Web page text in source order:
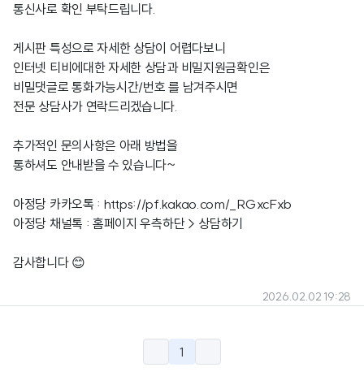
통신사로 확인 부탁드립니다.
게시판 특성으로 자세한 상담이 어렵다보니
인터넷 티비에대한 자세한 상담과 비밀지원금확인은
비밀댓글로 통화가능시간/번호 를 남겨주시면
전문 상담사가 연락드리겠습니다.
추가적인 문의사항은 아래 방법을
통하셔도 안내받을 수 있습니다~
아정당 카카오톡 : https://pf.kakao.com/_RGxcFxb
아정당 채널톡 : 홈페이지 우측하단 > 상담하기
감사합니다 😊
2026.02.02 19:28
1